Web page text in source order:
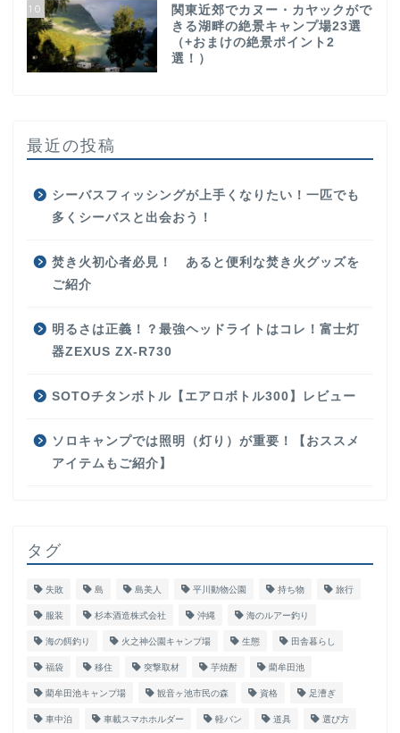
10
関東近郊でカヌー・カヤックがで
きる湖畔の絶景キャンプ場23選
（+おまけの絶景ポイント2
選！）
最近の投稿
シーバスフィッシングが上手くなりたい！一匹でも
多くシーバスと出会おう！
焚き火初心者必見！ あると便利な焚き火グッズを
ご紹介
明るさは正義！？最強ヘッドライトはコレ！富士灯
器ZEXUS ZX-R730
SOTOチタンボトル【エアロボトル300】レビュー
ソロキャンプでは照明（灯り）が重要！【おススメ
アイテムもご紹介】
タグ
失敗 島 島美人 平川動物公園 持ち物 旅行
服装 杉本酒造株式会社 沖縄 海のルアー釣り
海の餌釣り 火之神公園キャンプ場 生態 田舎暮らし
福袋 移住 突撃取材 芋焼酎 藺牟田池
藺牟田池キャンプ場 観音ヶ池市民の森 資格 足漕ぎ
車中泊 車載スマホホルダー 軽バン 道具 選び方